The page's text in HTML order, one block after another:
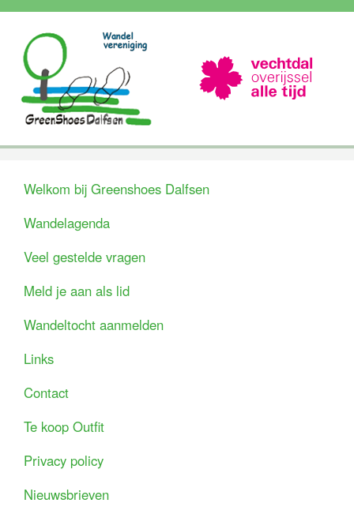
Welkom bij Greenshoes Dalfsen
Wandelagenda
Veel gestelde vragen
Meld je aan als lid
Wandeltocht aanmelden
Links
Contact
Te koop Outfit
Privacy policy
Nieuwsbrieven